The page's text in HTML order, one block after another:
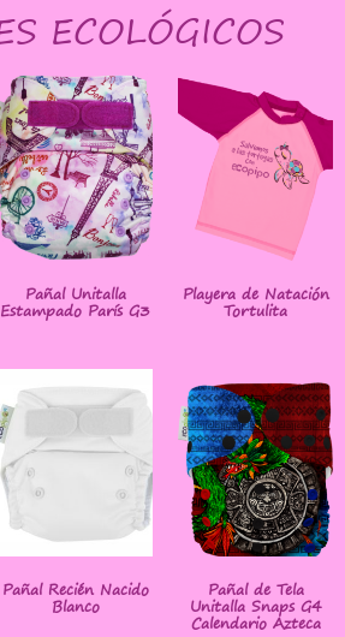
ECOLÓGICOS
Pañal Unitalla
Estampado París G3
Playera de Natación
Tortulita
Pañal Recién Nacido
Blanco
Pañal de Tela
Unitalla Snaps G4
Calendario Azteca